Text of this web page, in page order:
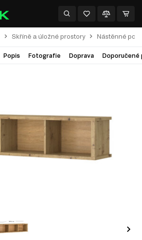
Skříně a úložné prostory Nástěnné
Popis Fotografie Doprava Doporučené